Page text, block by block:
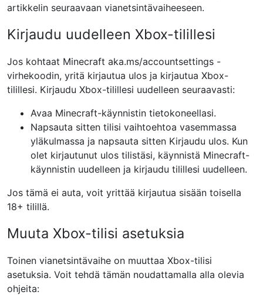
artikkelin seuraavaan vianetsintävaiheeseen.
Kirjaudu uudelleen Xbox-tilillesi
Jos kohtaat Minecraft aka.ms/accountsettings -
virhekoodin, yritä kirjautua ulos ja kirjautua Xbox-
tilillesi. Kirjaudu Xbox-tilillesi uudelleen seuraavasti:
Avaa Minecraft-käynnistin tietokoneellasi.
Napsauta sitten tilisi vaihtoehtoa vasemmassa
yläkulmassa ja napsauta sitten Kirjaudu ulos. Kun
olet kirjautunut ulos tilistäsi, käynnistä Minecraft-
käynnistin uudelleen ja kirjaudu tilillesi uudelleen.
Jos tämä ei auta, voit yrittää kirjautua sisään toisella
18+ tilillä.
Muuta Xbox-tilisi asetuksia
Toinen vianetsintävaihe on muuttaa Xbox-tilisi
asetuksia. Voit tehdä tämän noudattamalla alla olevia
ohjeita: